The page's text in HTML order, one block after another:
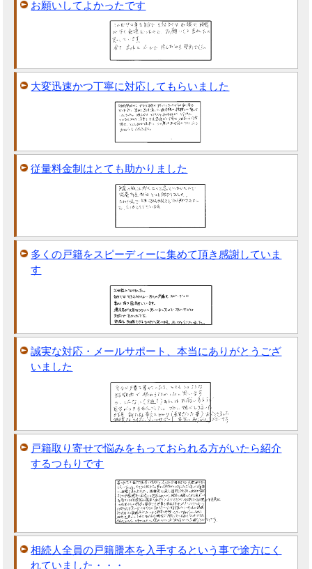
お願いしてよかったです
大変迅速かつ丁寧に対応してもらいました
従量料金制はとても助かりました
多くの戸籍をスピーディーに集めて頂き感謝していま
す
誠実な対応・メールサポート、本当にありがとうござ
いました
戸籍取り寄せで悩みをもっておられる方がいたら紹介
するつもりです
相続人全員の戸籍謄本を入手するという事で途方にく
れていました・・・